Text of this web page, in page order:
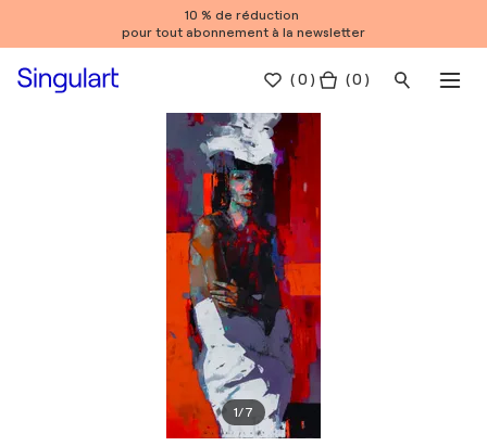
10 % de réduction
pour tout abonnement à la newsletter
(0 ) ( 0 )
1/7